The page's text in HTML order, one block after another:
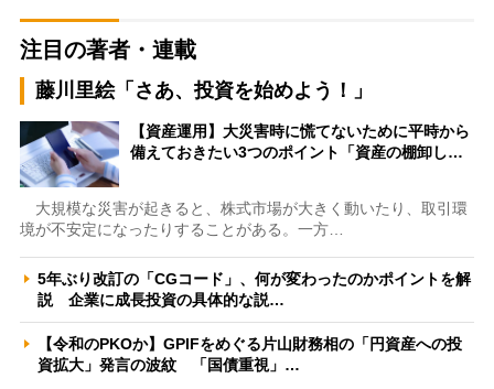
注目の著者・連載
藤川里絵「さあ、投資を始めよう！」
【資産運用】大災害時に慌てないために平時から
備えておきたい3つのポイント「資産の棚卸し…
大規模な災害が起きると、株式市場が大きく動いたり、取引環
境が不安定になったりすることがある。一方…
5年ぶり改訂の「CGコード」、何が変わったのかポイントを解
説 企業に成長投資の具体的な説…
【令和のPKOか】GPIFをめぐる片山財務相の「円資産への投
資拡大」発言の波紋 「国債重視」…